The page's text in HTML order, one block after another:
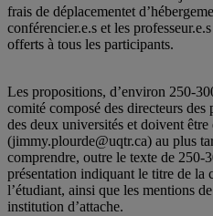
frais de déplacementet
conférencier.e.s et les
offerts à tous les participants.
Les propositions, d’environ 250-
comité composé des directeurs
des deux universités et doivent
(jimmy.plourde@uqtr.ca) au plus
comprendre, outre le texte de 250-
présentation indiquant le titre de la
l’étudiant, ainsi que les mentions
institution d’attache.